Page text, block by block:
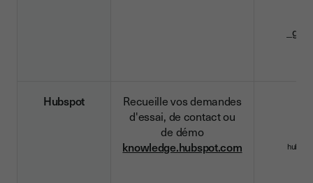
Hubspot
Recueille vos demandes
d'essai, de contact ou
de démo
knowledge.hubspot.com